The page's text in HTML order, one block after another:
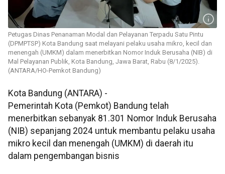
Petugas Dinas Penanaman Modal dan Pelayanan Terpadu Satu Pintu
(DPMPTSP) Kota Bandung saat melayani pelaku usaha mikro, kecil dan
menengah (UMKM) dalam menerbitkan Nomor Induk Berusaha (NIB) di
Mal Pelayanan Publik, Kota Bandung, Jawa Barat, Rabu (8/1/2025).
(ANTARA/HO-Pemkot Bandung)
Kota Bandung (ANTARA) -
Pemerintah Kota (Pemkot) Bandung telah
menerbitkan sebanyak 81.301 Nomor Induk Berusaha
(NIB) sepanjang 2024 untuk membantu pelaku usaha
mikro kecil dan menengah (UMKM) di daerah itu
dalam pengembangan bisnis